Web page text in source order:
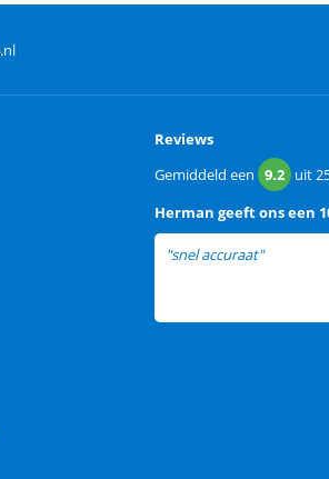
Reviews
Gemiddeld een 9.2 uit
Herman geeft ons een
"snel accuraat"